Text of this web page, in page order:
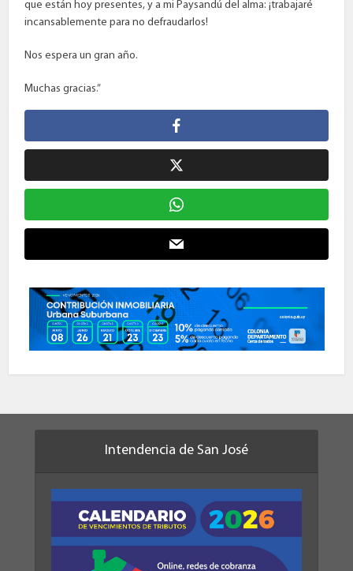
que están hoy presentes, y a mi Paysandú del alma: ¡trabajaré
incansablemente para no defraudarlos!
Nos espera un gran año.
Muchas gracias.”
Intendencia de San José